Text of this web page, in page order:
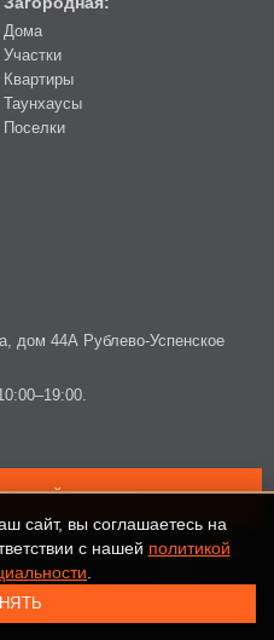
Дома
Участки
Квартиры
Таунхаусы
Поселки
дом 44А Рублево-Успенское
ЗВОНОК
сайт, вы соглашаетесь на
с нашей политикой